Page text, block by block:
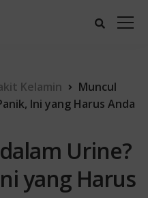
Kelamin
Muncul
Ini yang Harus Anda
Urine?
yang Harus